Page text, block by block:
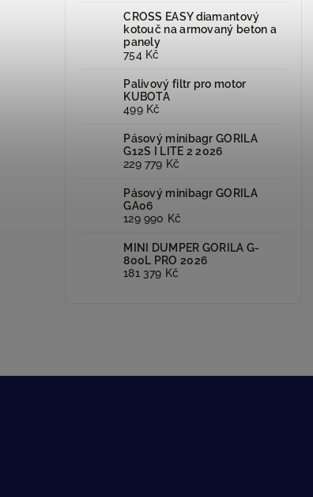
CROSS EASY diamantový
kotouč na armovaný beton a
panely
754 Kč
Palivový filtr pro motor
KUBOTA
499 Kč
Pásový minibagr GORILA
G12S I LITE 2 2026
229 779 Kč
Pásový minibagr GORILA
GA06
129 990 Kč
MINI DUMPER GORILA G-
800L PRO 2026
181 379 Kč